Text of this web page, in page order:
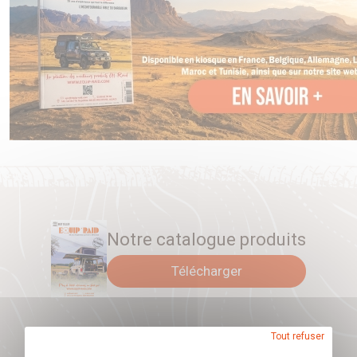
LRA ... Ses capacités augmenteront votre liberté ...
Notre catalogue produits
Télécharger
Tout refuser